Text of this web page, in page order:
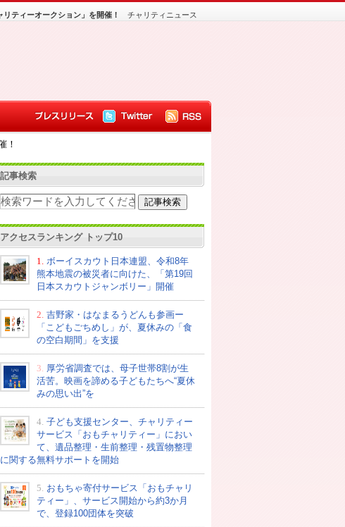
チャリティニュース
ティーオークション」を開催！
！
記事検索
アクセスランキング トップ10
1.
ボーイスカウト日本連盟、令和8年
熊本地震の被災者に向けた、「第19回
日本スカウトジャンボリー」開催
2. 吉野家・はなまるうどんも参画ー
「こどもごちめし」が、夏休みの「食
の空白期間」を支援
3. 厚労省調査では、母子世帯8割が生
活苦。映画を諦める子どもたちへ“夏休
みの思い出”を
4. 子ども支援センター、チャリティー
サービス「おもチャリティー」におい
て、遺品整理・生前整理・残置物整理
に関する無料サポートを開始
5. おもちゃ寄付サービス「おもチャリ
ティー」、サービス開始から約3か月
で、登録100団体を突破